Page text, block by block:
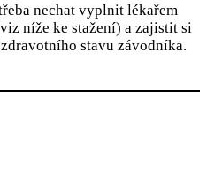
nechat vyplnit lékařem
níže ke stažení) a zajistit si
stavu závodníka.